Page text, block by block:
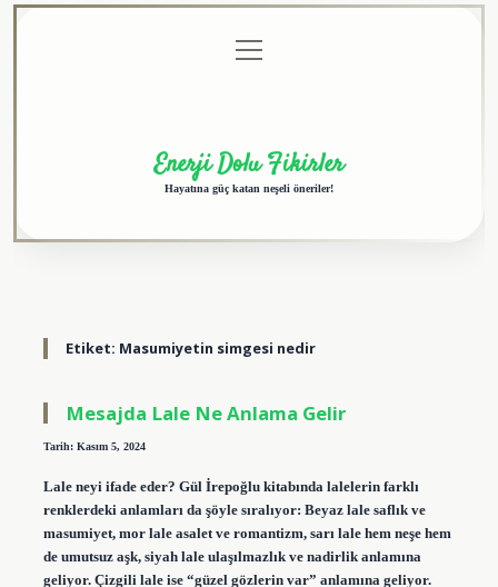
menüyü
aç
Enerji Dolu Fikirler
Hayatına güç katan neşeli öneriler!
Etiket: Masumiyetin simgesi nedir
Mesajda Lale Ne Anlama Gelir
Tarih: Kasım 5, 2024
Lale neyi ifade eder? Gül İrepoğlu kitabında lalelerin farklı
renklerdeki anlamları da şöyle sıralıyor: Beyaz lale saflık ve
masumiyet, mor lale asalet ve romantizm, sarı lale hem neşe hem
de umutsuz aşk, siyah lale ulaşılmazlık ve nadirlik anlamına
geliyor. Çizgili lale ise “güzel gözlerin var” anlamına geliyor.